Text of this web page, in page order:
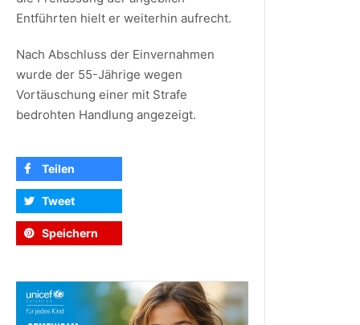
Entführten hielt er weiterhin aufrecht.
Nach Abschluss der Einvernahmen
wurde der 55-Jährige wegen
Vortäuschung einer mit Strafe
bedrohten Handlung angezeigt.
Teilen
Tweet
Speichern